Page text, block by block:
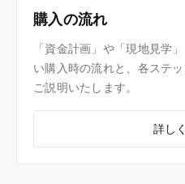
購入の流れ
「資金計画」や「現地見学
い購入時の流れと、各ステ
ご説明いたします。
詳し